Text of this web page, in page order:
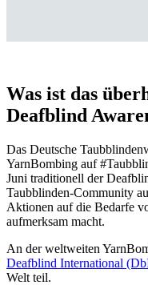
Was ist das
Deafblind
Das Deutsche
YarnBombing auf
Juni traditionell der
Taubblinden-Community
Aktionen auf die Bedarfe
aufmerksam macht.
An der weltweiten
Deafblind International
Welt teil.